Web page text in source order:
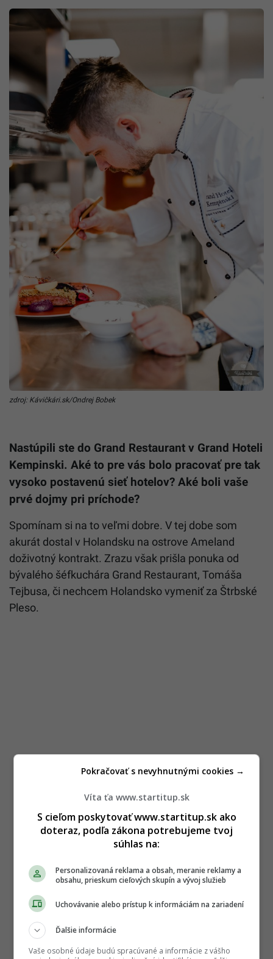
zdroj: Kávičkári.sk/Ondrej Bobek
Nastúpili ste do Grand Restaurant v Grand Hoteli
Kempinski. Aké to pre vás bolo pracovať pre tak
vysoko postavenú sieť hotelov? Aké boli vaše
prvé dojmy pri príchode?
Spomínam si na to veľmi dobre. V tej dobe som
akurát dostal v Holandsku na ostrove Ameland
doživotný kontrakt. Zrazu však prišla ponuka od
bývalého šéfkuchára Grand Restaurant, Tomáša
Tejbusa, či nechcem Holandsko vymeniť za Štrbské
Pleso.
Víta ťa www.startitup.sk
S cieľom poskytovať www.startitup.sk ako
doteraz, podľa zákona potrebujeme tvoj
súhlas na:
Personalizovaná reklama a obsah, meranie reklamy a
obsahu, prieskum cieľových skupín a vývoj služieb
Uchovávanie alebo prístup k informáciám na zariadení
Ďalšie informácie
Vaše osobné údaje budú spracúvané a informácie z vášho
Pokračovať s nevyhnutnými cookies →